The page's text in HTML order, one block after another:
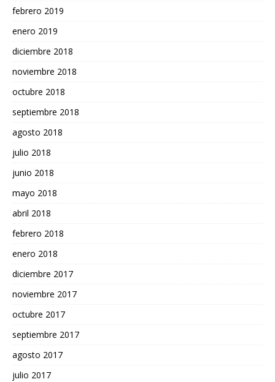
febrero 2019
enero 2019
diciembre 2018
noviembre 2018
octubre 2018
septiembre 2018
agosto 2018
julio 2018
junio 2018
mayo 2018
abril 2018
febrero 2018
enero 2018
diciembre 2017
noviembre 2017
octubre 2017
septiembre 2017
agosto 2017
julio 2017